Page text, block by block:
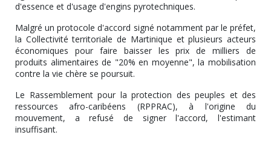
d'essence et d'usage d'engins pyrotechniques.
Malgré un protocole d'accord signé notamment par le préfet,
la Collectivité territoriale de Martinique et plusieurs acteurs
économiques pour faire baisser les prix de milliers de
produits alimentaires de "20% en moyenne", la mobilisation
contre la vie chère se poursuit.
Le Rassemblement pour la protection des peuples et des
ressources afro-caribéens (RPPRAC), à l'origine du
mouvement, a refusé de signer l'accord, l'estimant
insuffisant.